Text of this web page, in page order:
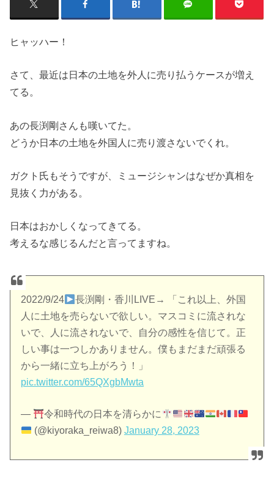
ヒャッハー！
さて、最近は日本の土地を外人に売り払うケースが増え
てる。
あの長渕剛さんも嘆いてた。
どうか日本の土地を外国人に売り渡さないでくれ。
ガクト氏もそうですが、ミュージシャンはなぜか真相を
見抜く力がある。
日本はおかしくなってきてる。
考えるな感じるんだと言ってますね。
2022/9/24
長渕剛・香川LIVE→ 「これ以上、外国
人に土地を売らないで欲しい。マスコミに流されな
いで、人に流されないで、自分の感性を信じて。正
しい事は一つしかありません。僕もまだまだ頑張る
から一緒に立ち上がろう！」
pic.twitter.com/65QXgbMwta
—
令和時代の日本を清らかに
(@kiyoraka_reiwa8) January 28, 2023